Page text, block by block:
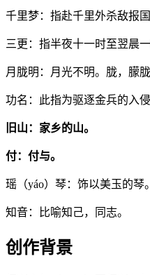
千里梦：指赴千里外杀敌报国
三更：指半夜十一时至翌晨一
月胧明：月光不明。胧，朦胧
功名：此指为驱逐金兵的入
旧山：家乡的山。
付：付与。
瑶（yáo）琴：饰以美玉的琴。
知音：比喻知己，同志。
创作背景